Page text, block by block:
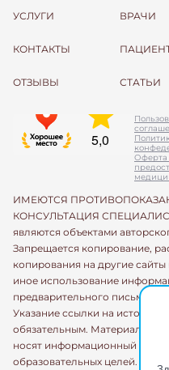
УСЛУГИ ВРАЧИ
КОНТАКТЫ
ОТЗЫВЫ СТАТЬИ
Оферта
ИМЕЮТСЯ
КОНСУЛЬТАЦИЯ
являются объектами
Запрещается копирование,
копирования на другие
иное использование
предварительного
Указание ссылки на источник
обязательным. Материалы,
носят информационный
образовательных целей.